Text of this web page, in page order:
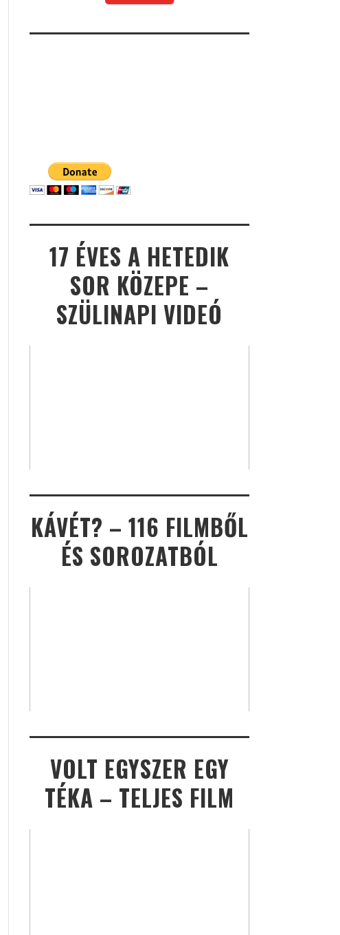
17 ÉVES A HETEDIK
SOR KÖZEPE –
SZÜLINAPI VIDEÓ
KÁVÉT? – 116 FILMBŐL
ÉS SOROZATBÓL
VOLT EGYSZER EGY
TÉKA – TELJES FILM